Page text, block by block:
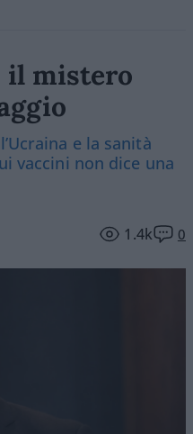
il mistero
e la sanità
vaccini non dice una
1.4k 0